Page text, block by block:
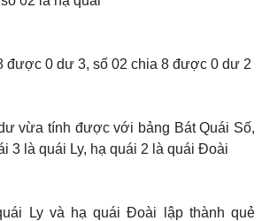
được 0 dư 3, số 02 chia 8 được 0 dư 2
vừa tính được với bảng Bát Quái Số,
3 là quái Ly, hạ quái 2 là quái Đoài
Ly và hạ quái Đoài lập thành quẻ